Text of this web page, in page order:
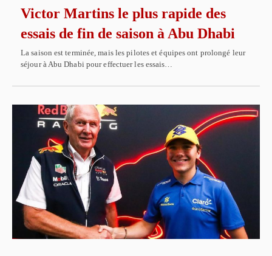
Victor Martins le plus rapide des
essais de fin de saison à Abu Dhabi
La saison est terminée, mais les pilotes et équipes ont prolongé leur
séjour à Abu Dhabi pour effectuer les essais…